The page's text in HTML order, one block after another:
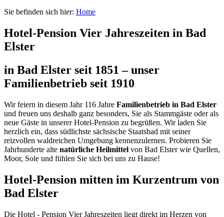
Sie befinden sich hier: Home
Hotel-Pension Vier Jahreszeiten in Bad
Elster
in Bad Elster seit 1851 – unser
Familienbetrieb seit 1910
Wir feiern in diesem Jahr 116 Jahre Familienbetrieb in Bad Elster
und freuen uns deshalb ganz besonders, Sie als Stammgäste oder als
neue Gäste in unserer Hotel-Pension zu begrüßen. Wir laden Sie
herzlich ein, dass südlichste sächsische Staatsbad mit seiner
reizvollen waldreichen Umgebung kennenzulernen. Probieren Sie
Jahrhunderte alte natürliche Heilmittel von Bad Elster wie Quellen,
Moor, Sole und fühlen Sie sich bei uns zu Hause!
Hotel-Pension mitten im Kurzentrum von
Bad Elster
Die Hotel - Pension Vier Jahreszeiten liegt direkt im Herzen von